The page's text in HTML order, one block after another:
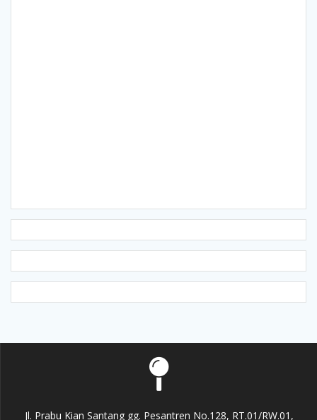
Jl. Prabu Kian Santang gg. Pesantren No.128, RT.01/RW.01,